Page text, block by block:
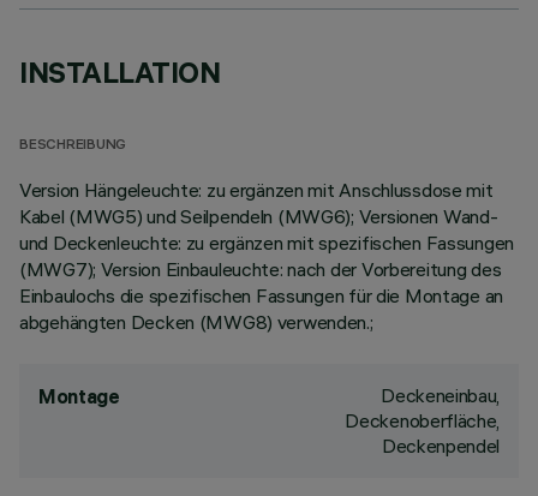
INSTALLATION
BESCHREIBUNG
Version Hängeleuchte: zu ergänzen mit Anschlussdose mit
Kabel (MWG5) und Seilpendeln (MWG6); Versionen Wand-
und Deckenleuchte: zu ergänzen mit spezifischen Fassungen
(MWG7); Version Einbauleuchte: nach der Vorbereitung des
Einbaulochs die spezifischen Fassungen für die Montage an
abgehängten Decken (MWG8) verwenden.;
Montage
Deckeneinbau,
Deckenoberfläche,
Deckenpendel